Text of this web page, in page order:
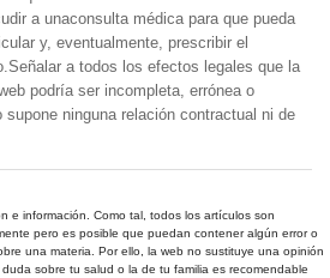
a unaconsulta médica para que pueda
y, eventualmente, prescribir el
a todos los efectos legales que la
podría ser incompleta, errónea o
ninguna relación contractual ni de
e información. Como tal, todos los artículos son
pero es posible que puedan contener algún error o
una materia. Por ello, la web no sustituye una opinión
sobre tu salud o la de tu familia es recomendable